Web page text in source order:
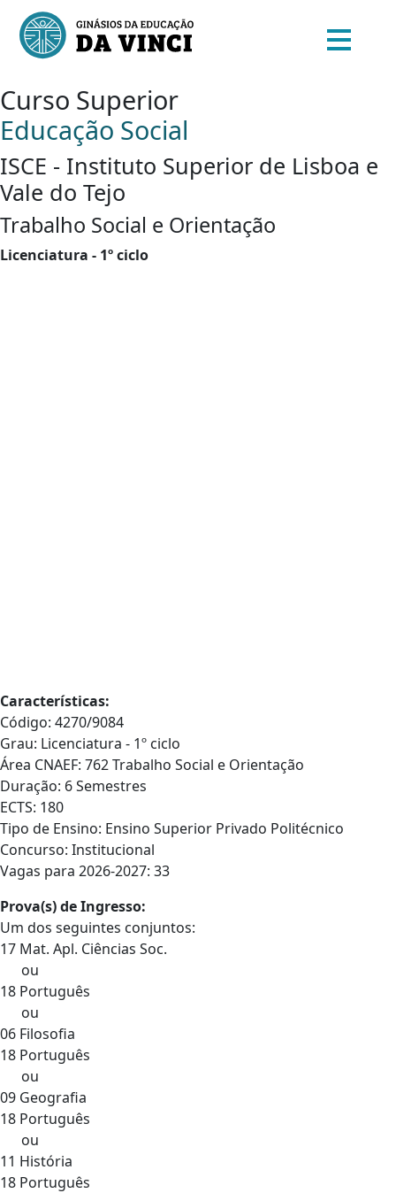
Curso Superior
Educação Social
ISCE - Instituto Superior de Lisboa e
Vale do Tejo
Trabalho Social e Orientação
Licenciatura - 1º ciclo
Características:
Código: 4270/9084
Grau: Licenciatura - 1º ciclo
Área CNAEF: 762 Trabalho Social e Orientação
Duração: 6 Semestres
ECTS: 180
Tipo de Ensino: Ensino Superior Privado Politécnico
Concurso: Institucional
Vagas para 2026-2027: 33
Prova(s) de Ingresso:
Um dos seguintes conjuntos:
17 Mat. Apl. Ciências Soc.
ou
18 Português
ou
06 Filosofia
18 Português
ou
09 Geografia
18 Português
ou
11 História
18 Português